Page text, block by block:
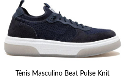
Tênis Masculino Beat Pulse Knit